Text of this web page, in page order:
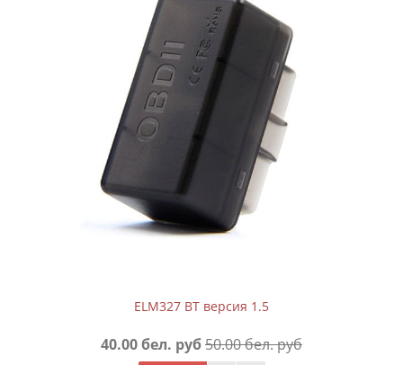
ELM327 BT версия 1.5
40.00 бел. руб50.00 бел. руб